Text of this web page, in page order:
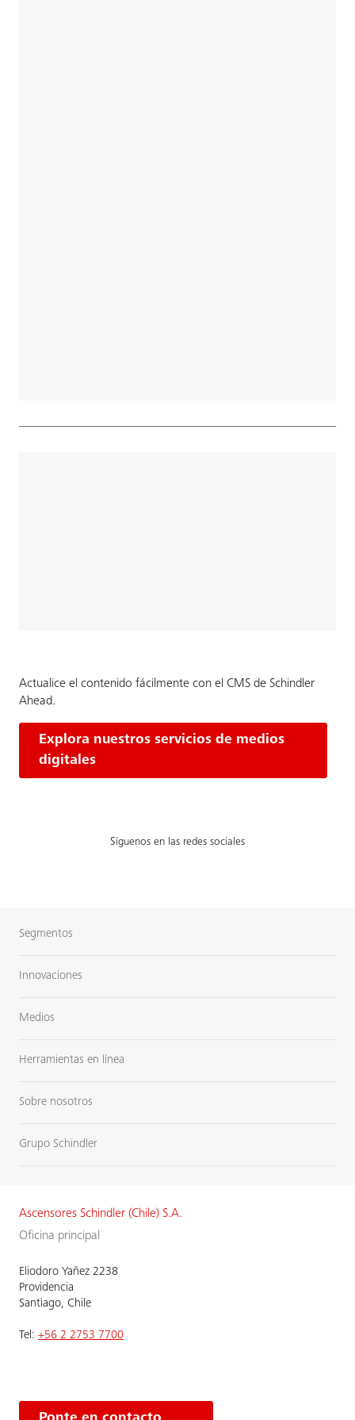
Actualice el contenido fácilmente con el CMS de Schindler
Ahead.
Explora nuestros servicios de medios
digitales
Síguenos en las redes sociales
Segmentos
Innovaciones
Medios
Herramientas en línea
Sobre nosotros
Grupo Schindler
Ascensores Schindler (Chile) S.A.
Oficina principal
Eliodoro Yañez 2238
Providencia
Santiago, Chile
Tel: +56 2 2753 7700